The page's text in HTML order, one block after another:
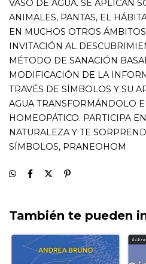
También te pueden